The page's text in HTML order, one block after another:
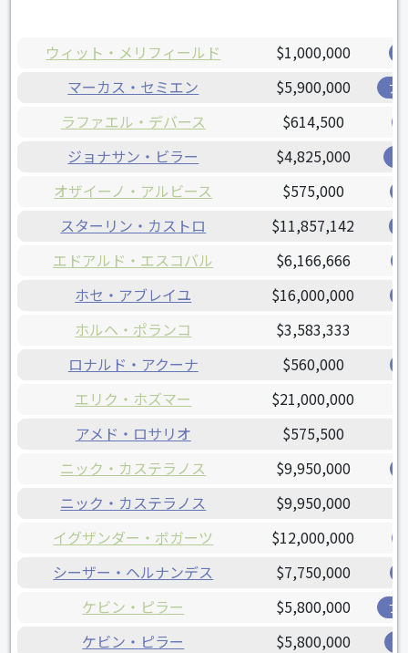
ウィット・メリフィールド $1,000,000
マーカス・セミエン $5,900,000 ア
ラファエル・デバース $614,500
ジョナサン・ビラー $4,825,000
オザイーノ・アルビース $575,000
スターリン・カストロ $11,857,142
エドアルド・エスコバル $6,166,666
ホセ・アブレイユ $16,000,000
ホルヘ・ポランコ $3,583,333
ロナルド・アクーナ $560,000
エリク・ホズマー $21,000,000
アメド・ロサリオ
$575,500
ニック・カステラノス
$9,950,000
ニック・カステラノス
$9,950,000
イグザンダー・ボガーツ
$12,000,000
シーザー・ヘルナンデス $7,750,000
ケビン・ピラー $5,800,000 ブ
ケビン・ピラー $5,800,000